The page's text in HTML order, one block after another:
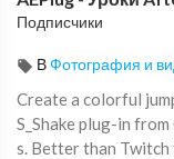
Подписчики
ВФотография и
Create a colorful
S_Shake plug-in
s. Better than Twitch